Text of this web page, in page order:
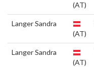
(AT)
Langer Sandra
(AT)
Langer Sandra
(AT)